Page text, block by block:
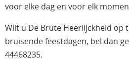
voor elke dag en voor elk
Wilt u De Brute Heerlijckheid op
bruisende feestdagen, bel dan
44468235.